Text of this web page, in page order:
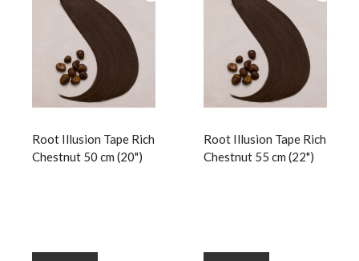
Root Illusion Tape Rich
Chestnut 50 cm (20")
Root Illusion Tape Rich
Chestnut 55 cm (22")